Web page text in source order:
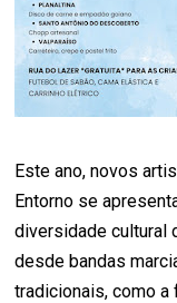
Este ano, novos
Entorno se
diversidade cultural
desde bandas
tradicionais, como